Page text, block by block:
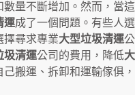
數量不斷增加。然而，當這
運成了一個問題。有些人選
擇尋求專業大型垃圾清運公
圾清運公司的費用，降低大
搬運、拆卸和運輸傢俱，